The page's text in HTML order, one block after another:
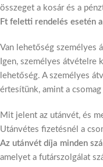
összeget a kosár és a
Ft feletti rendelés esetén
Van lehetőség személyes
Igen, személyes átvételre
lehetőség. A személyes
értesítünk, amint a
Mit jelent az utánvét, és
Utánvétes fizetésnél a
Az utánvét díja minden
amelyet a futárszolgálat